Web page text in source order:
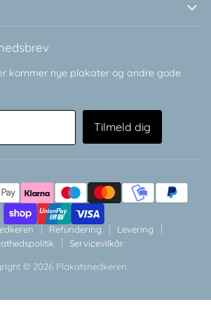
kommer nye plakater og andre gode
Tilmeld dig
Refundering
Levering
Servicevilkår
© 2026 Plakatsnedkeren.